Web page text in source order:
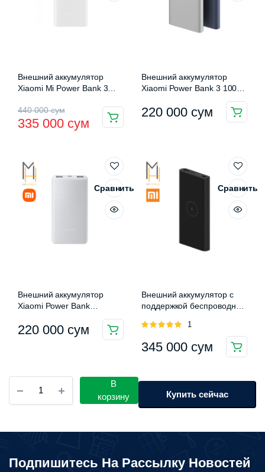
Внешний аккумулятор
Xiaomi Mi Power Bank 3
(PLM18ZM)
440 000сум
Первоначальная
цена
440
000 сум.
335 000 сум
Текущая
цена:
000 сум.
Внешний аккумулятор
Xiaomi Power Bank 3 10000
mAh 22.5W (PB100DZM)
220 000 сум
Сравнить
Внешний аккумулятор
Xiaomi Power Bank
(P16ZM)
220 000 сум
Сравнить
Внешний аккумулятор с
поддержкой беспроводной
Charger (10000 mAh)
Оценка
1
345 000 сум
аккумулятор
Baseus
PPFM11-
В
корзину
Купить сейчас
Подпишитесь На Рассылку Новостей